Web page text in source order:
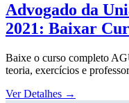
Advogado da
2021: Baixar
Baixe o curso completo
teoria, exercícios e
Ver Detalhes →